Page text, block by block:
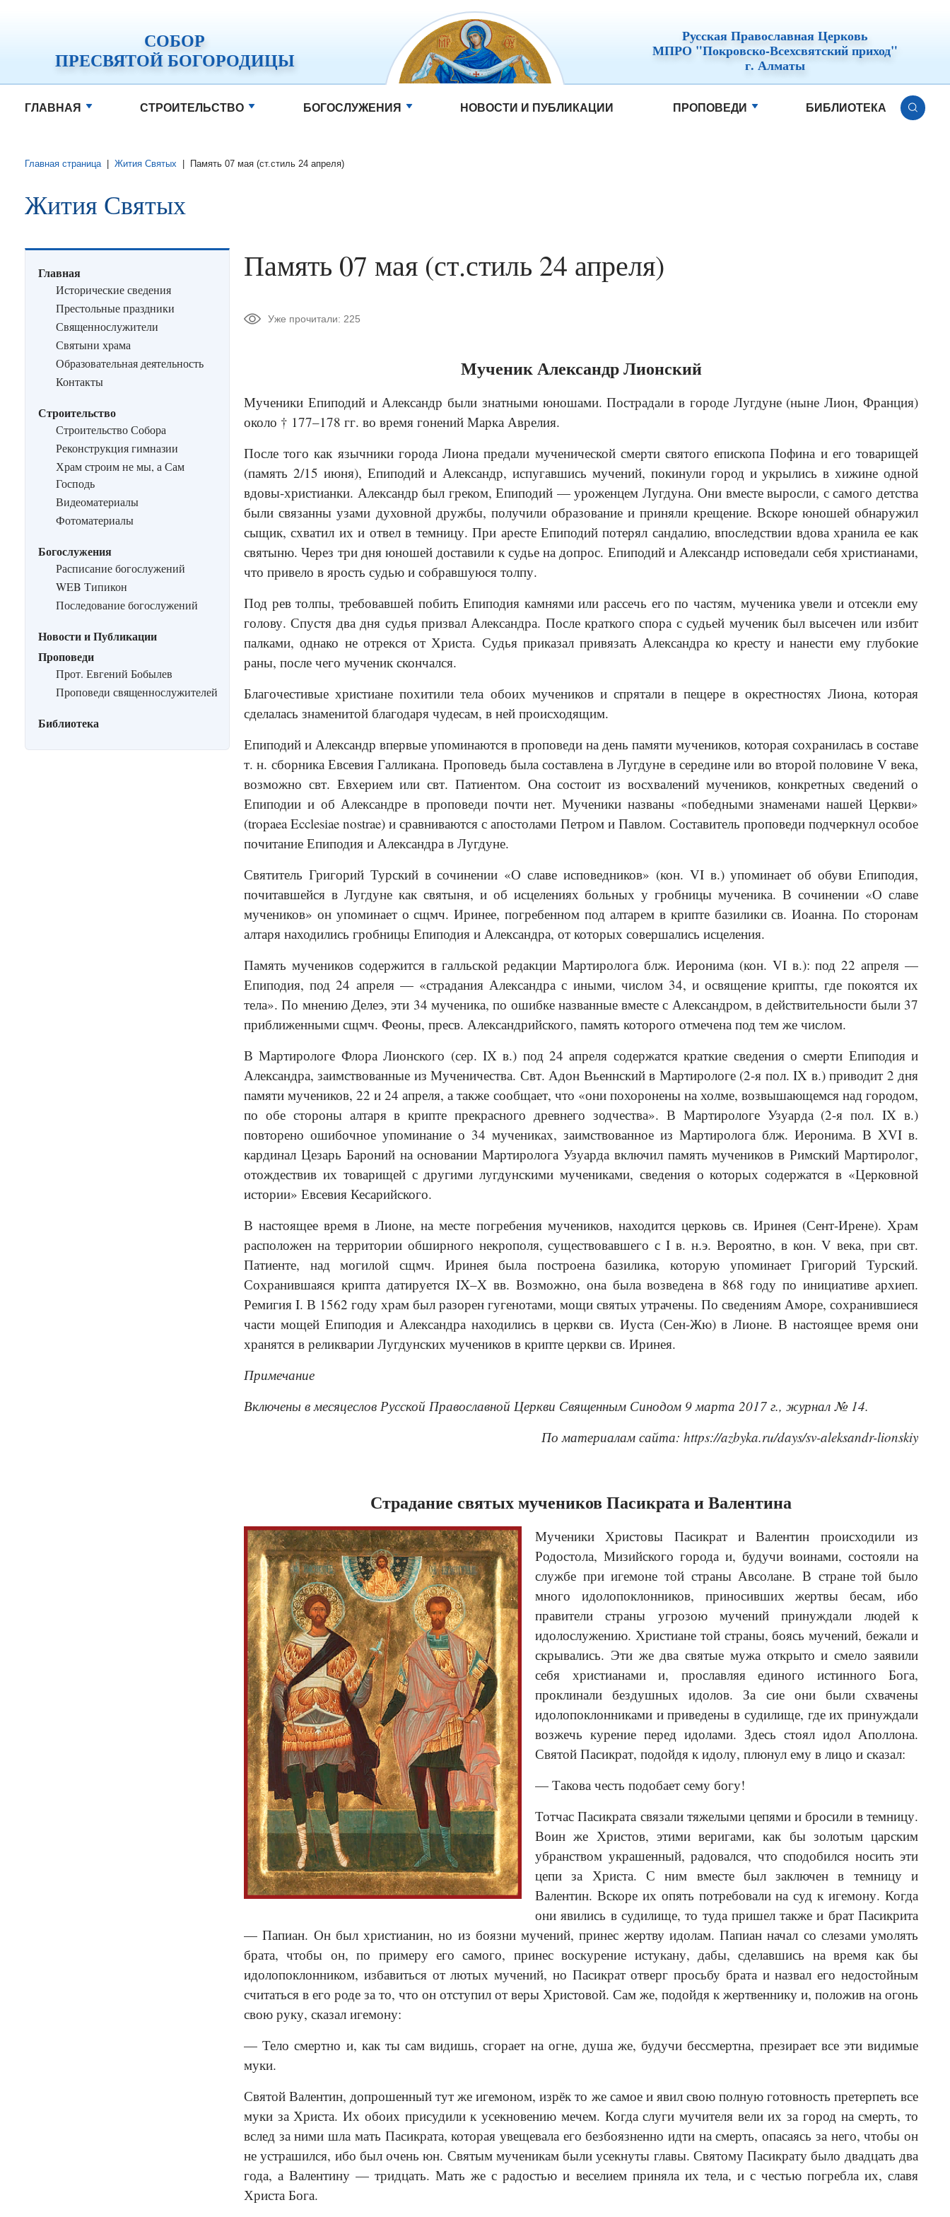
СОБОР
ПРЕСВЯТОЙ БОГОРОДИЦЫ
Русская Православная Церковь
МПРО "Покровско-Всехсвятский приход"
г. Алматы
ГЛАВНАЯ СТРОИТЕЛЬСТВО БОГОСЛУЖЕНИЯ НОВОСТИ И ПУБЛИКАЦИИ ПРОПОВЕДИ БИБЛИОТЕКА
Главная страница | Жития Святых | Память 07 мая (ст.стиль 24 апреля)
Жития Святых
Главная
Исторические сведения
Престольные праздники
Священнослужители
Святыни храма
Образовательная деятельность
Контакты
Строительство
Строительство Собора
Реконструкция гимназии
Храм строим не мы, а Сам
Господь
Видеоматериалы
Фотоматериалы
Богослужения
Расписание богослужений
WEB Типикон
Последование богослужений
Новости и Публикации
Проповеди
Прот. Евгений Бобылев
Проповеди священнослужителей
Библиотека
Память 07 мая (ст.стиль 24 апреля)
Уже прочитали: 225
Мученик Александр Лионский
Мученики Епиподий и Александр были знатными юношами. Пострадали в городе Лугдуне (ныне Лион, Франция)
около † 177–178 гг. во время гонений Марка Аврелия.
После того как язычники города Лиона предали мученической смерти святого епископа Пофина и его товарищей
(память 2/15 июня), Епиподий и Александр, испугавшись мучений, покинули город и укрылись в хижине одной
вдовы-христианки. Александр был греком, Епиподий — уроженцем Лугдуна. Они вместе выросли, с самого детства
были связанны узами духовной дружбы, получили образование и приняли крещение. Вскоре юношей обнаружил
сыщик, схватил их и отвел в темницу. При аресте Епиподий потерял сандалию, впоследствии вдова хранила ее как
святыню. Через три дня юношей доставили к судье на допрос. Епиподий и Александр исповедали себя христианами,
что привело в ярость судью и собравшуюся толпу.
Под рев толпы, требовавшей побить Епиподия камнями или рассечь его по частям, мученика увели и отсекли ему
голову. Спустя два дня судья призвал Александра. После краткого спора с судьей мученик был высечен или избит
палками, однако не отрекся от Христа. Судья приказал привязать Александра ко кресту и нанести ему глубокие
раны, после чего мученик скончался.
Благочестивые христиане похитили тела обоих мучеников и спрятали в пещере в окрестностях Лиона, которая
сделалась знаменитой благодаря чудесам, в ней происходящим.
Епиподий и Александр впервые упоминаются в проповеди на день памяти мучеников, которая сохранилась в составе
т. н. сборника Евсевия Галликана. Проповедь была составлена в Лугдуне в середине или во второй половине V века,
возможно свт. Евхерием или свт. Патиентом. Она состоит из восхвалений мучеников, конкретных сведений о
Епиподии и об Александре в проповеди почти нет. Мученики названы «победными знаменами нашей Церкви»
(tropaea Ecclesiae nostrae) и сравниваются с апостолами Петром и Павлом. Составитель проповеди подчеркнул особое
почитание Епиподия и Александра в Лугдуне.
Святитель Григорий Турский в сочинении «О славе исповедников» (кон. VI в.) упоминает об обуви Епиподия,
почитавшейся в Лугдуне как святыня, и об исцелениях больных у гробницы мученика. В сочинении «О славе
мучеников» он упоминает о сщмч. Иринее, погребенном под алтарем в крипте базилики св. Иоанна. По сторонам
алтаря находились гробницы Епиподия и Александра, от которых совершались исцеления.
Память мучеников содержится в галльской редакции Мартиролога блж. Иеронима (кон. VI в.): под 22 апреля —
Епиподия, под 24 апреля — «страдания Александра с иными, числом 34, и освящение крипты, где покоятся их
тела». По мнению Делеэ, эти 34 мученика, по ошибке названные вместе с Александром, в действительности были 37
приближенными сщмч. Феоны, пресв. Александрийского, память которого отмечена под тем же числом.
В Мартирологе Флора Лионского (сер. IX в.) под 24 апреля содержатся краткие сведения о смерти Епиподия и
Александра, заимствованные из Мученичества. Свт. Адон Вьеннский в Мартирологе (2-я пол. IX в.) приводит 2 дня
памяти мучеников, 22 и 24 апреля, а также сообщает, что «они похоронены на холме, возвышающемся над городом,
по обе стороны алтаря в крипте прекрасного древнего зодчества». В Мартирологе Узуарда (2-я пол. IX в.)
повторено ошибочное упоминание о 34 мучениках, заимствованное из Мартиролога блж. Иеронима. В XVI в.
кардинал Цезарь Бароний на основании Мартиролога Узуарда включил память мучеников в Римский Мартиролог,
отождествив их товарищей с другими лугдунскими мучениками, сведения о которых содержатся в «Церковной
истории» Евсевия Кесарийского.
В настоящее время в Лионе, на месте погребения мучеников, находится церковь св. Иринея (Сент-Ирене). Храм
расположен на территории обширного некрополя, существовавшего с I в. н.э. Вероятно, в кон. V века, при свт.
Патиенте, над могилой сщмч. Иринея была построена базилика, которую упоминает Григорий Турский.
Сохранившаяся крипта датируется IX–X вв. Возможно, она была возведена в 868 году по инициативе архиеп.
Ремигия I. В 1562 году храм был разорен гугенотами, мощи святых утрачены. По сведениям Аморе, сохранившиеся
части мощей Епиподия и Александра находились в церкви св. Иуста (Сен-Жю) в Лионе. В настоящее время они
хранятся в реликварии Лугдунских мучеников в крипте церкви св. Иринея.
Примечание
Включены в месяцеслов Русской Православной Церкви Священным Синодом 9 марта 2017 г., журнал № 14.
По материалам сайта: https://azbyka.ru/days/sv-aleksandr-lionskiy
Страдание святых мучеников Пасикрата и Валентина
Мученики Христовы Пасикрат и Валентин происходили из
Родостола, Мизийского города и, будучи воинами, состояли на
службе при игемоне той страны Авсолане. В стране той было
много идолопоклонников, приносивших жертвы бесам, ибо
правители страны угрозою мучений принуждали людей к
идолослужению. Христиане той страны, боясь мучений, бежали и
скрывались. Эти же два святые мужа открыто и смело заявили
себя христианами и, прославляя единого истинного Бога,
проклинали бездушных идолов. За сие они были схвачены
идолопоклонниками и приведены в судилище, где их принуждали
возжечь курение перед идолами. Здесь стоял идол Аполлона.
Святой Пасикрат, подойдя к идолу, плюнул ему в лицо и сказал:
— Такова честь подобает сему богу!
Тотчас Пасикрата связали тяжелыми цепями и бросили в темницу.
Воин же Христов, этими веригами, как бы золотым царским
убранством украшенный, радовался, что сподобился носить эти
цепи за Христа. С ним вместе был заключен в темницу и
Валентин. Вскоре их опять потребовали на суд к игемону. Когда
они явились в судилище, то туда пришел также и брат Пасикрита
— Папиан. Он был христианин, но из боязни мучений, принес жертву идолам. Папиан начал со слезами умолять
брата, чтобы он, по примеру его самого, принес воскурение истукану, дабы, сделавшись на время как бы
идолопоклонником, избавиться от лютых мучений, но Пасикрат отверг просьбу брата и назвал его недостойным
считаться в его роде за то, что он отступил от веры Христовой. Сам же, подойдя к жертвеннику и, положив на огонь
свою руку, сказал игемону:
— Тело смертно и, как ты сам видишь, сгорает на огне, душа же, будучи бессмертна, презирает все эти видимые
муки.
Святой Валентин, допрошенный тут же игемоном, изрёк то же самое и явил свою полную готовность претерпеть все
муки за Христа. Их обоих присудили к усекновению мечем. Когда слуги мучителя вели их за город на смерть, то
вслед за ними шла мать Пасикрата, которая увещевала его безбоязненно идти на смерть, опасаясь за него, чтобы он
не устрашился, ибо был очень юн. Святым мученикам были усекнуты главы. Святому Пасикрату было двадцать два
года, а Валентину — тридцать. Мать же с радостью и веселием приняла их тела, и с честью погребла их, славя
Христа Бога.